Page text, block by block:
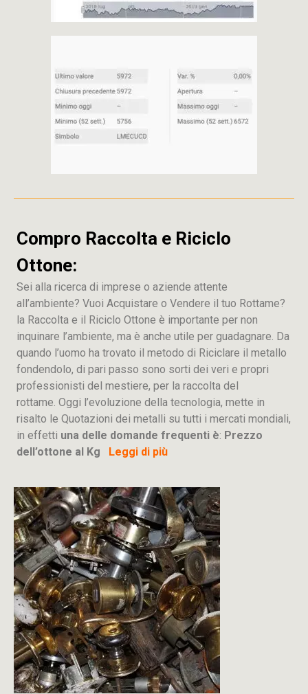
Compro Raccolta e Riciclo
Ottone:
Sei alla ricerca di imprese o aziende attente
all’ambiente? Vuoi Acquistare o Vendere il tuo Rottame?
la Raccolta e il Riciclo Ottone è importante per non
inquinare l’ambiente, ma è anche utile per guadagnare. Da
quando l’uomo ha trovato il metodo di Riciclare il metallo
fondendolo, di pari passo sono sorti dei veri e propri
professionisti del mestiere, per la raccolta del
rottame. Oggi l’evoluzione della tecnologia, mette in
risalto le Quotazioni dei metalli su tutti i mercati mondiali,
in effetti una delle domande frequenti è: Prezzo
dell’ottone al Kg
Leggi di più